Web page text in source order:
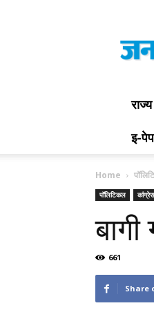
राज्य
इ-
Home
पॉलिटिकल कांग्रेस
661
Share